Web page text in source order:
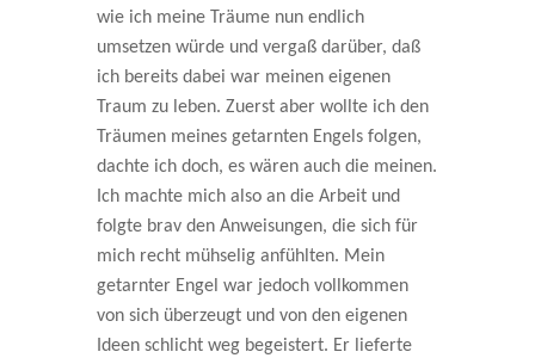
wie ich meine Träume nun endlich
umsetzen würde und vergaß darüber, daß
ich bereits dabei war meinen eigenen
Traum zu leben. Zuerst aber wollte ich den
Träumen meines getarnten Engels folgen,
dachte ich doch, es wären auch die meinen.
Ich machte mich also an die Arbeit und
folgte brav den Anweisungen, die sich für
mich recht mühselig anfühlten. Mein
getarnter Engel war jedoch vollkommen
von sich überzeugt und von den eigenen
Ideen schlicht weg begeistert. Er lieferte